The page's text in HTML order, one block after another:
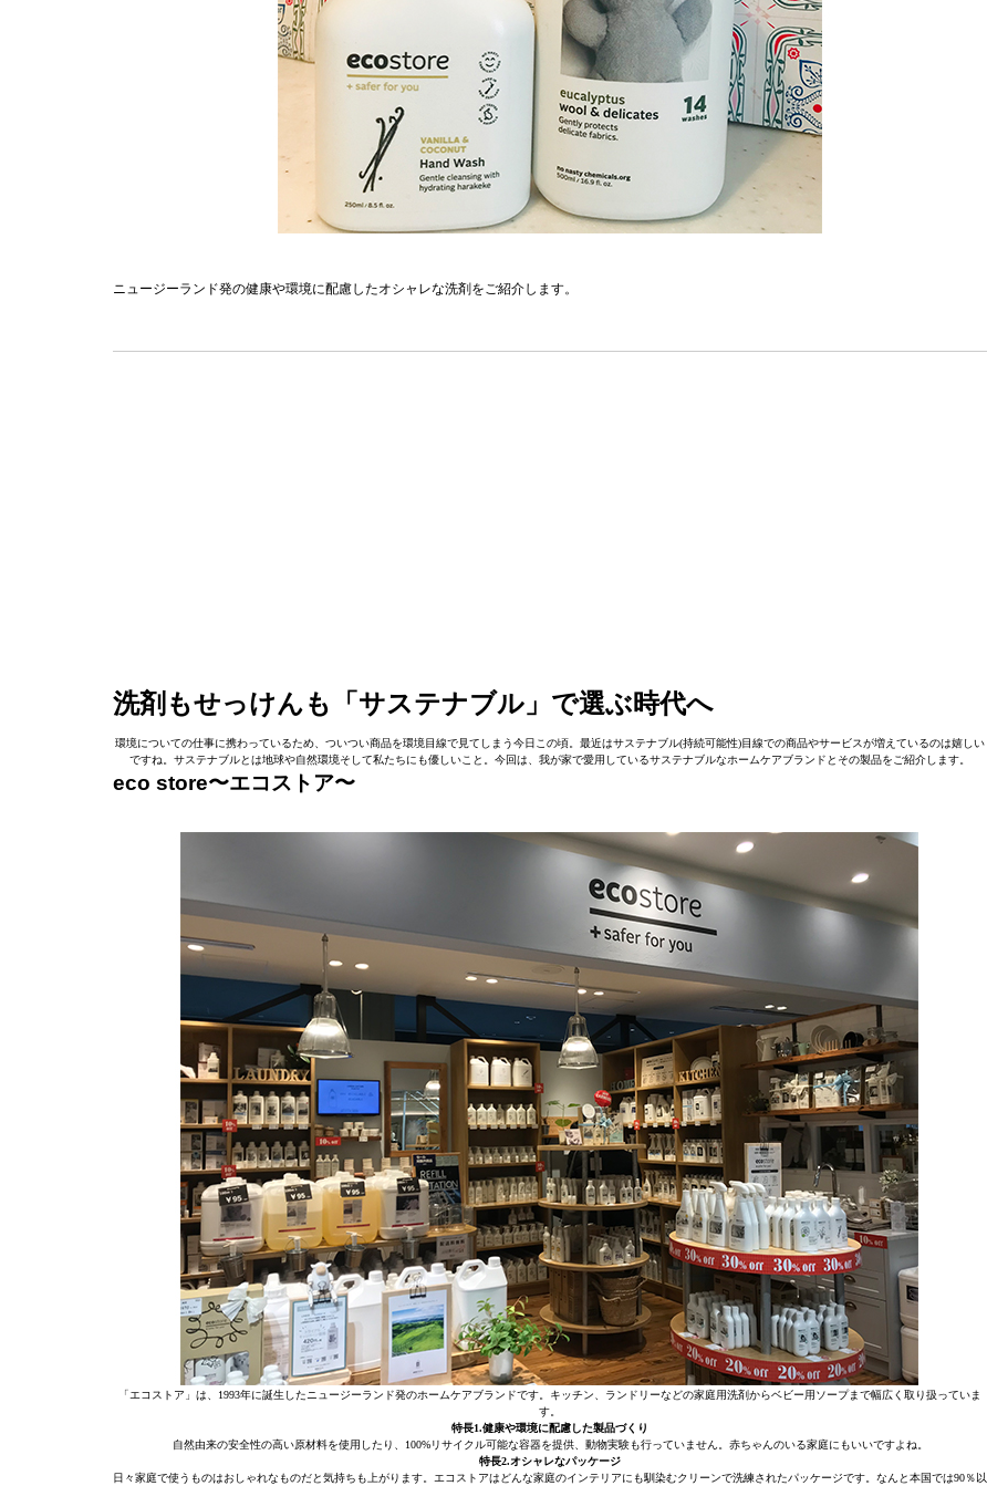
ニュージーランド発の健康や環境に配慮したオシャレな洗剤をご紹介します。
洗剤もせっけんも「サステナブル」で選ぶ時代へ
環境についての仕事に携わっているため、ついつい商品を環境目線で見てしまう今日この頃。最近はサステナブル(持続可能性)目線での商品やサービスが増えているのは嬉しい
ですね。サステナブルとは地球や自然環境そして私たちにも優しいこと。今回は、我が家で愛用しているサステナブルなホームケアブランドとその製品をご紹介します。
eco store〜エコストア〜
「エコストア」は、1993年に誕生したニュージーランド発のホームケアブランドです。キッチン、ランドリーなどの家庭用洗剤からベビー用ソープまで幅広く取り扱っていま
す。
特長1.健康や環境に配慮した製品づくり
自然由来の安全性の高い原材料を使用したり、100%リサイクル可能な容器を提供、動物実験も行っていません。赤ちゃんのいる家庭にもいいですよね。
特長2.オシャレなパッケージ
日々家庭で使うものはおしゃれなものだと気持ちも上がります。エコストアはどんな家庭のインテリアにも馴染むクリーンで洗練されたパッケージです。なんと本国では90％以